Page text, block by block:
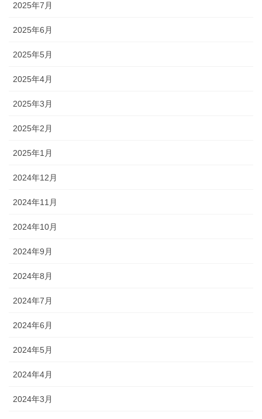
2025年7月
2025年6月
2025年5月
2025年4月
2025年3月
2025年2月
2025年1月
2024年12月
2024年11月
2024年10月
2024年9月
2024年8月
2024年7月
2024年6月
2024年5月
2024年4月
2024年3月